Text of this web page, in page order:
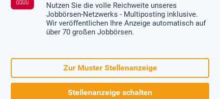
Nutzen Sie die volle Reichweite unseres
Jobbörsen-Netzwerks - Multiposting inklusive.
Wir veröffentlichen Ihre Anzeige automatisch auf
über 70 großen Jobbörsen.
Zur Muster Stellenanzeige
Stellenanzeige schalten